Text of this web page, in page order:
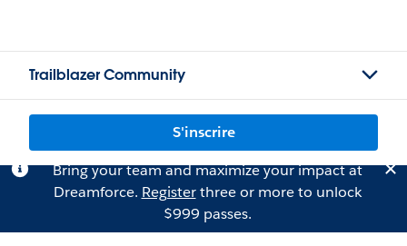
Trailblazer Community
S'inscrire
Bring your team and maximize your impact at
Dreamforce. Registerthree or more to unlock
$999 passes.